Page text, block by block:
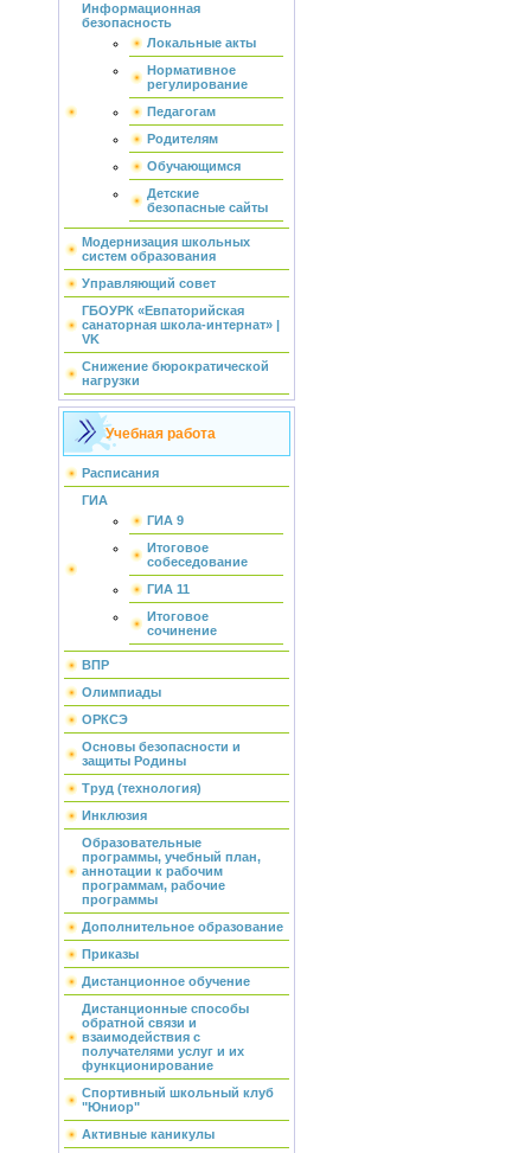
Информационная
безопасность
Локальные акты
Нормативное
регулирование
Педагогам
Родителям
Обучающимся
Детские
безопасные сайты
Модернизация школьных
систем образования
Управляющий совет
ГБОУРК «Евпаторийская
санаторная школа-интернат» |
VK
Снижение бюрократической
нагрузки
Учебная работа
Расписания
ГИА
ГИА 9
Итоговое
собеседование
ГИА 11
Итоговое
сочинение
ВПР
Олимпиады
ОРКСЭ
Основы безопасности и
защиты Родины
Труд (технология)
Инклюзия
Образовательные
программы, учебный план,
аннотации к рабочим
программам, рабочие
программы
Дополнительное образование
Приказы
Дистанционное обучение
Дистанционные способы
обратной связи и
взаимодействия с
получателями услуг и их
функционирование
Спортивный школьный клуб
"Юниор"
Активные каникулы